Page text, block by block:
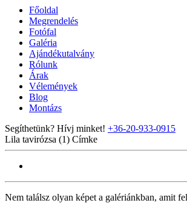
Főoldal
Megrendelés
Fotófal
Galéria
Ajándékutalvány
Rólunk
Árak
Vélemények
Blog
Montázs
Segíthetünk? Hívj minket! +36-20-933-0915
Lila tavirózsa (1) Címke
Nem találsz olyan képet a galériánkban, amit